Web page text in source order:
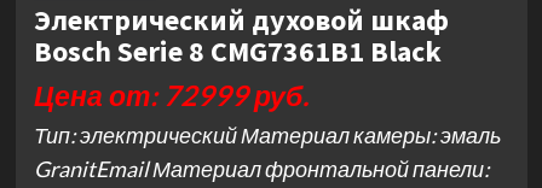
Электрический духовой шкаф
Bosch Serie 8 CMG7361B1 Black
Цена от: 72999 руб.
Тип: электрический Материал камеры: эмаль
GranitEmail Материал фронтальной панели: